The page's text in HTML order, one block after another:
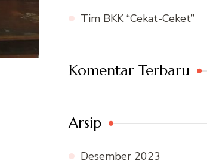
Tim BKK “Cekat-Ceket”
Komentar Terbaru
Arsip
Desember 2023